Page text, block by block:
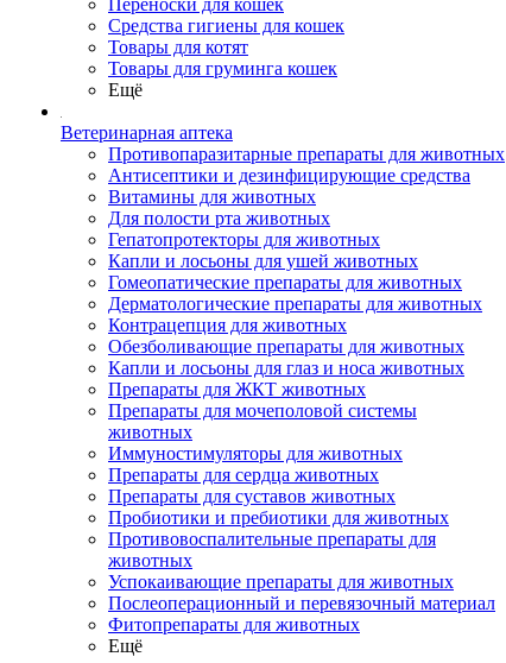
Переноски для кошек
Средства гигиены для кошек
Товары для котят
Товары для груминга кошек
Ещё
Ветеринарная аптека
Противопаразитарные препараты для животных
Антисептики и дезинфицирующие средства
Витамины для животных
Для полости рта животных
Гепатопротекторы для животных
Капли и лосьоны для ушей животных
Гомеопатические препараты для животных
Дерматологические препараты для животных
Контрацепция для животных
Обезболивающие препараты для животных
Капли и лосьоны для глаз и носа животных
Препараты для ЖКТ животных
Препараты для мочеполовой системы
животных
Иммуностимуляторы для животных
Препараты для сердца животных
Препараты для суставов животных
Пробиотики и пребиотики для животных
Противовоспалительные препараты для
животных
Успокаивающие препараты для животных
Послеоперационный и перевязочный материал
Фитопрепараты для животных
Ещё